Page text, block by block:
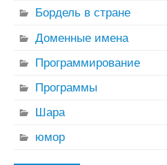
Бордель в стране
Доменные имена
Программирование
Программы
Шара
юмор